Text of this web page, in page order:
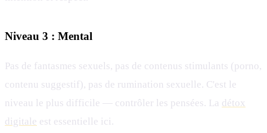
Niveau 3 : Mental
Pas de fantasmes sexuels, pas de contenus stimulants (porno,
contenu suggestif), pas de rumination sexuelle. C'est le
niveau le plus difficile — contrôler les pensées. La détox
digitale est essentielle ici.